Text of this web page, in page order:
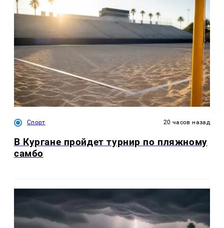
Спорт 20 часов назад
В Кургане пройдет турнир по пляжному
самбо